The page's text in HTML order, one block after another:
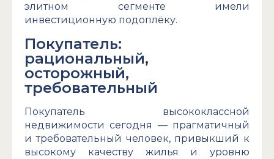
элитном сегменте имели
инвестиционную подоплёку.
Покупатель:
рациональный,
осторожный,
требовательный
Покупатель высококлассной
недвижимости сегодня — прагматичный
и требовательный человек, привыкший к
высокому качеству жилья и уровню